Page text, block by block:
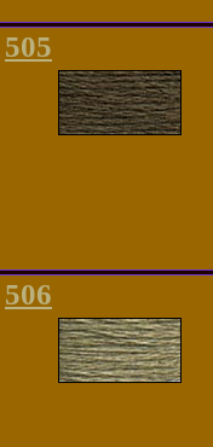
505
506